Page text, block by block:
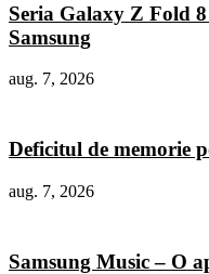
Seria Galaxy Z Fold
Samsung
aug. 7, 2026
Deficitul de memorie
aug. 7, 2026
Samsung Music – O